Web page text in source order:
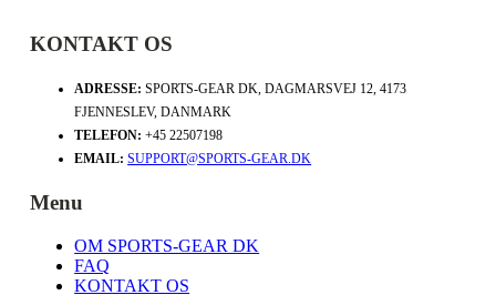
KONTAKT OS
ADRESSE: SPORTS-GEAR DK, DAGMARSVEJ 12, 4173
FJENNESLEV, DANMARK
TELEFON: +45 22507198
EMAIL: SUPPORT@SPORTS-GEAR.DK
Menu
OM SPORTS-GEAR DK
FAQ
KONTAKT OS